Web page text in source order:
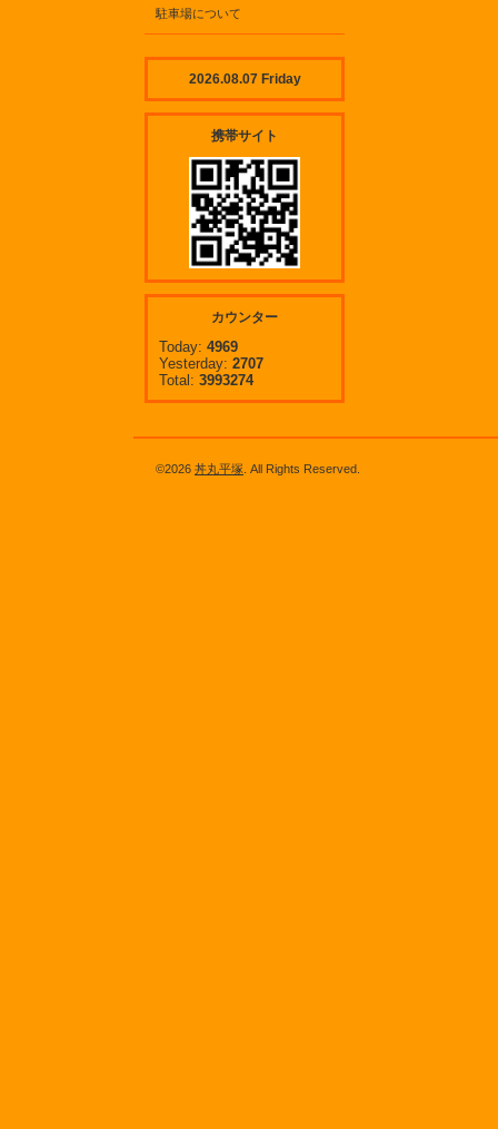
駐車場について
2026.08.07 Friday
携帯サイト
カウンター
Today: 4969
Yesterday: 2707
Total: 3993274
©2026 丼丸平塚 . All Rights Reserved.